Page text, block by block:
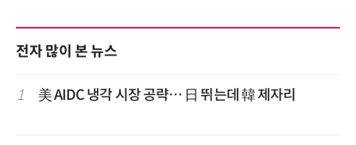
전자 많이 본 뉴스
1 美 AIDC 냉각 시장 공략… 日 뛰는데 韓 제자리